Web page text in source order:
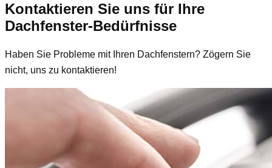
Kontaktieren Sie uns für Ihre
Dachfenster-Bedürfnisse
Haben Sie Probleme mit Ihren Dachfenstern? Zögern Sie
nicht, uns zu kontaktieren!